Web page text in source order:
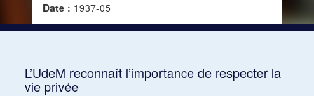
Date : 1937-05
Source :Modern Music, vol. 14, no 4 (mai 1937)
L’UdeM reconnaît l’importance de respecter la
vie privée